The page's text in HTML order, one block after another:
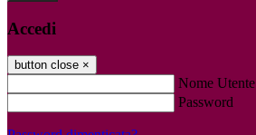
Accedi
button close ×
Nome Utente
Password